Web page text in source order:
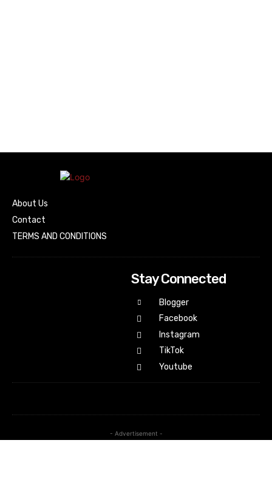
About Us
Contact
TERMS AND CONDITIONS
Stay Connected
Blogger
Facebook
Instagram
TikTok
Youtube
- Advertisement -